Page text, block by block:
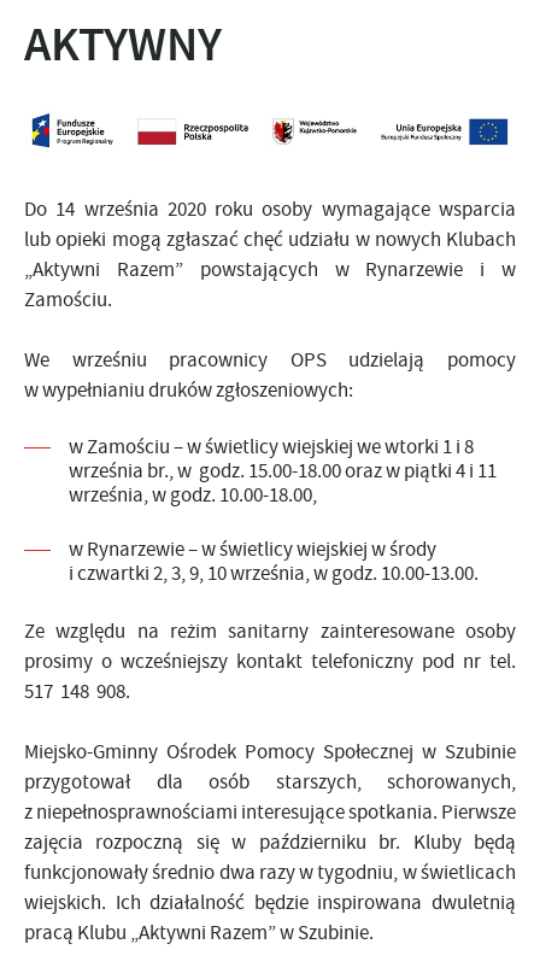
AKTYWNY
Do 14 września 2020 roku osoby wymagające wsparcia
lub opieki mogą zgłaszać chęć udziału w nowych Klubach
„Aktywni Razem” powstających w Rynarzewie i w
Zamościu.
We wrześniu pracownicy OPS udzielają pomocy
w wypełnianiu druków zgłoszeniowych:
w Zamościu – w świetlicy wiejskiej we wtorki 1 i 8
września br., w godz. 15.00-18.00 oraz w piątki 4 i 11
września, w godz. 10.00-18.00,
w Rynarzewie – w świetlicy wiejskiej w środy
i czwartki 2, 3, 9, 10 września, w godz. 10.00-13.00.
Ze względu na reżim sanitarny zainteresowane osoby
prosimy o wcześniejszy kontakt telefoniczny pod nr tel.
517 148 908.
Miejsko-Gminny Ośrodek Pomocy Społecznej w Szubinie
przygotował dla osób starszych, schorowanych,
z niepełnosprawnościami interesujące spotkania. Pierwsze
zajęcia rozpoczną się w październiku br. Kluby będą
funkcjonowały średnio dwa razy w tygodniu, w świetlicach
wiejskich. Ich działalność będzie inspirowana dwuletnią
pracą Klubu „Aktywni Razem” w Szubinie.